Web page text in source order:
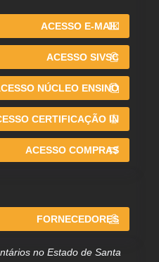
ACESSO E-MAIL
ACESSO SIVSC
NÚCLEO ENSINO
CERTIFICAÇÃO IN
ACESSO COMPRAS
FORNECEDORES
no Estado de Santa